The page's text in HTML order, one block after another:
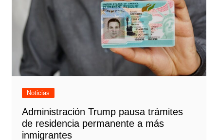
Noticias
Administración Trump pausa trámites
de residencia permanente a más
inmigrantes